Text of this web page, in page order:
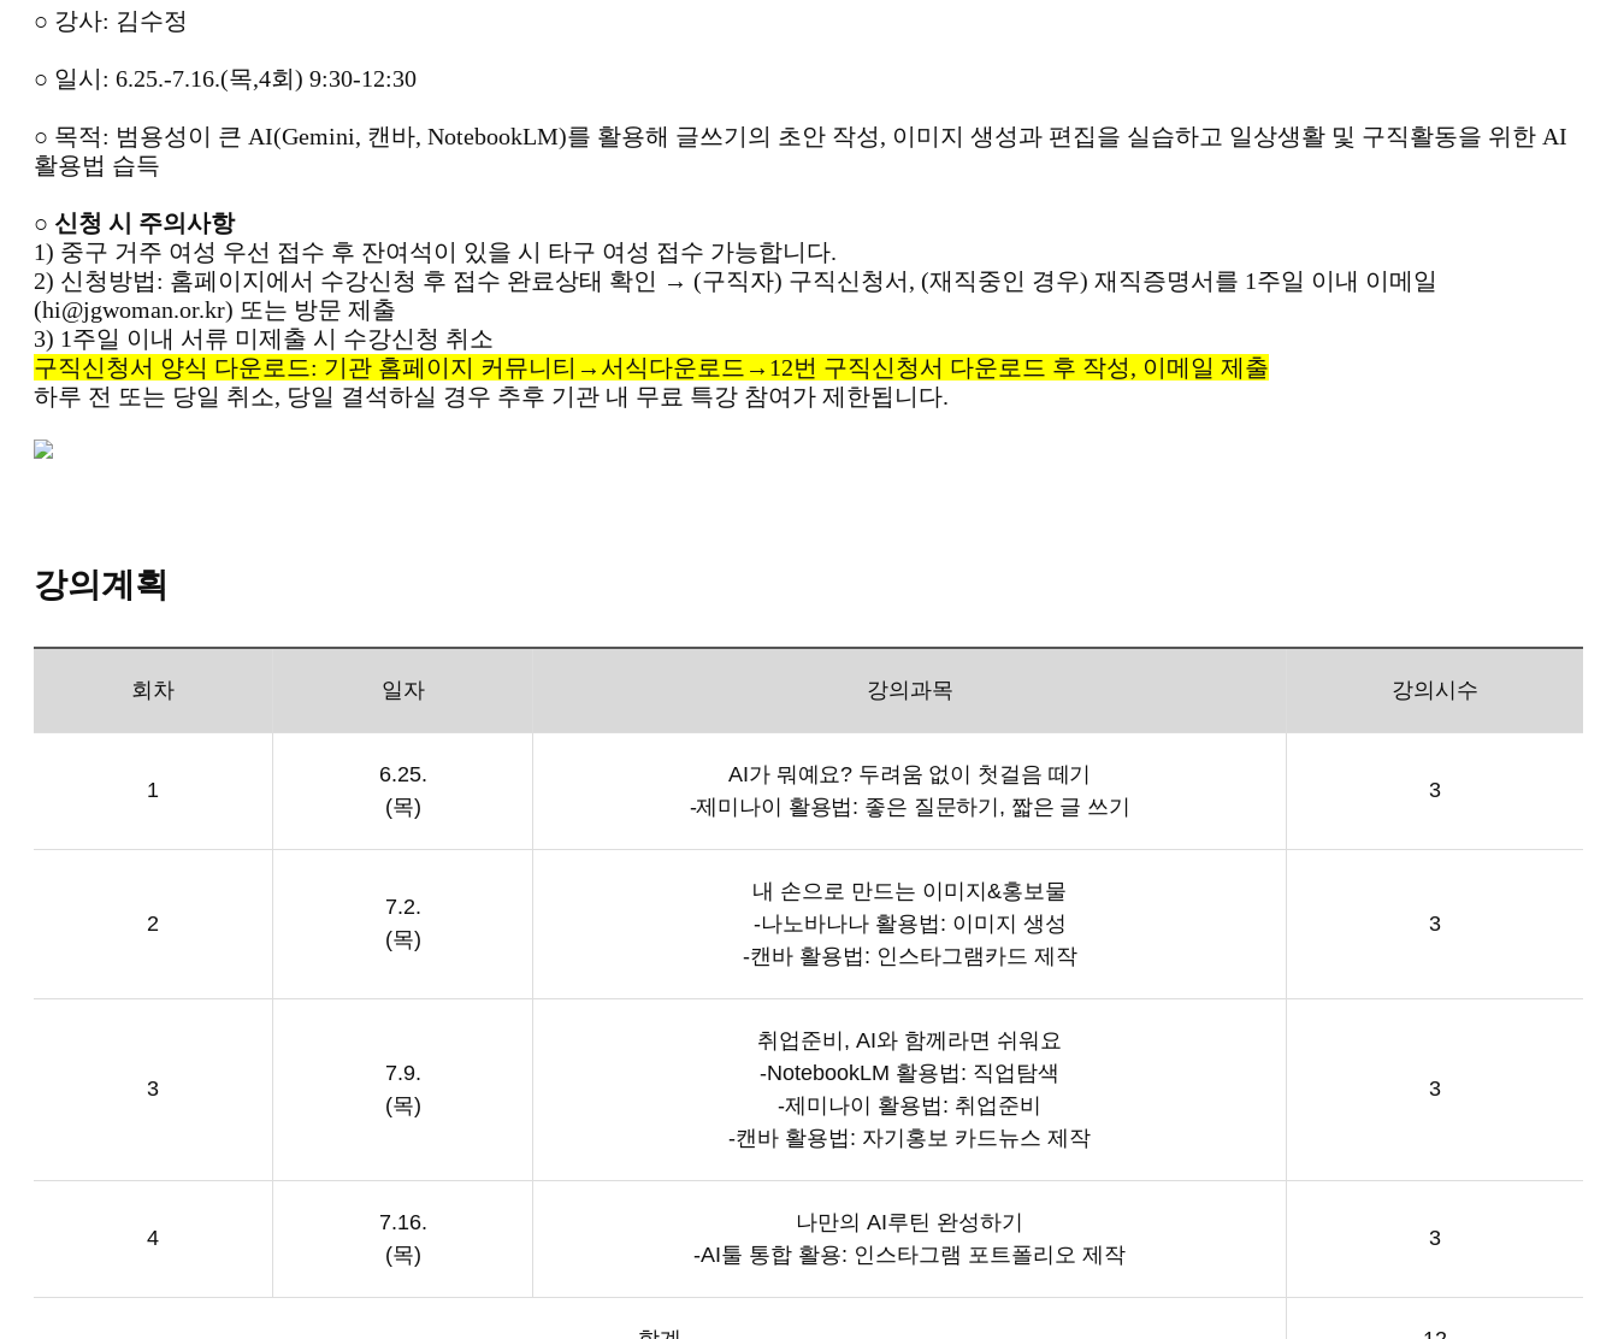
○ 강사: 김수정
○ 일시 : 6.25.-7.16.(목,4회) 9:30-12:30
○ 목적: 범용성이 큰 AI(Gemini, 캔바, NotebookLM)를 활용해 글쓰기의 초안 작성, 이미지 생성과 편집을 실습하고 일상생활 및 구직활동을 위한 AI
활용법 습득
○ 신청 시 주의사항
1) 중구 거주 여성 우선 접수 후 잔여석이 있을 시 타구 여성 접수 가능합니다.
2) 신청방법: 홈페이지에서 수강신청 후 접수 완료상태 확인 →(구직자) 구직신청서 , (재직중인 경우)재직증명서를 1주일 이내 이메일
(hi@jgwoman.or.kr) 또는 방문 제출
3) 1주일 이내 서류 미제출 시 수강신청 취소
구직신청서 양식 다운로드: 기관 홈페이지 커뮤니티→서식다운로드→12번 구직신청서 다운로드 후 작성, 이메일 제출
하루 전 또는 당일 취소, 당일 결석하실 경우 추후 기관 내 무료 특강 참여가 제한됩니다.
강의계획
회차 일자 강의과목 강의시수
1
6.25.
(목)
AI가 뭐예요? 두려움 없이 첫걸음 떼기
-제미나이 활용법 : 좋은 질문하기 , 짧은 글 쓰기
3
2
7.2.
(목)
내 손으로 만드는 이미지&홍보물
-나노바나나 활용법 : 이미지 생성
-캔바 활용법 : 인스타그램카드 제작
3
3
7.9.
(목)
취업준비 , AI와 함께라면 쉬워요
-NotebookLM 활용법 : 직업탐색
-제 미나이 활용법 : 취업준비
-캔바 활용법 : 자기홍보 카드뉴스 제작
3
4
7.16.
(목)
나만의AI루틴 완성하기
-AI툴 통합 활용: 인스타그램 포트폴리오 제작
3